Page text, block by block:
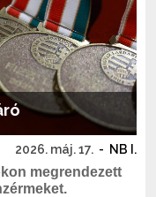
2026. máj. 17. - NB I.
megrendezett